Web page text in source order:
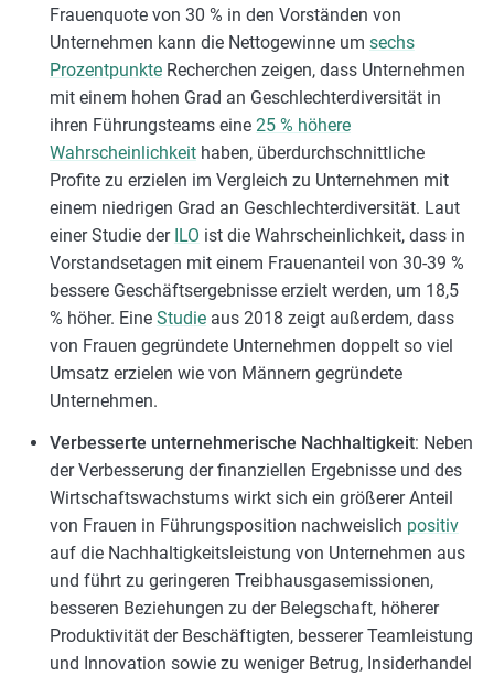
Frauenquote von 30 % in den Vorständen von
Unternehmen kann die Nettogewinne um sechs
ProzentpunkteRecherchen zeigen, dass Unternehmen
mit einem hohen Grad an Geschlechterdiversität in
ihren Führungsteams eine 25 % höhere
Wahrscheinlichkeithaben, überdurchschnittliche
Profite zu erzielen im Vergleich zu Unternehmen mit
einem niedrigen Grad an Geschlechterdiversität. Laut
einer Studie der ILO ist die Wahrscheinlichkeit, dass in
Vorstandsetagen mit einem Frauenanteil von 30-39 %
bessere Geschäftsergebnisse erzielt werden, um 18,5
% höher. Eine Studieaus 2018 zeigt außerdem, dass
von Frauen gegründete Unternehmen doppelt so viel
Umsatz erzielen wie von Männern gegründete
Unternehmen.
Verbesserte unternehmerische Nachhaltigkeit: Neben
der Verbesserung der finanziellen Ergebnisse und des
Wirtschaftswachstums wirkt sich ein größerer Anteil
von Frauen in Führungsposition nachweislich positiv
auf die Nachhaltigkeitsleistung von Unternehmen aus
und führt zu geringeren Treibhausgasemissionen,
besseren Beziehungen zu der Belegschaft, höherer
Produktivität der Beschäftigten, besserer Teamleistung
und Innovation sowie zu weniger Betrug, Insiderhandel